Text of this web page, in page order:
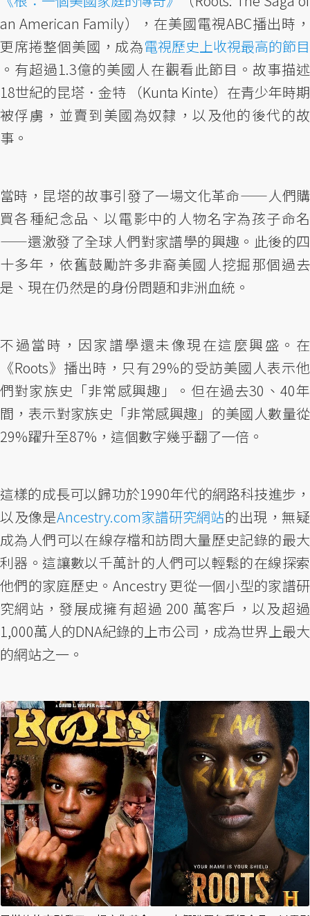
an American Family​​），在美國電視ABC播出時，
更席捲整個美國，成為電視歷史上收視最高的節目
。有超過1.3億的美國人在觀看此節目。故事描述
18世紀的昆塔．金特 （Kunta Kinte）在青少年時期
被俘虜，並賣到美國為奴隸，以及他的後代的故
事。
當時，昆塔的故事引發了一場文化革命——人們購
買各種紀念品、以電影中的人物名字為孩子命名
——還激發了全球人們對家譜學的興趣。此後的四
十多年，依舊鼓勵許多非裔美國人挖掘那個過去
是、現在仍然是的身份問題和非洲血統。
不過當時，因家譜學還未像現在這麼興盛。在
《Roots》播出時，只有29%的受訪美國人表示他
們對家族史「非常感興趣」。但在過去30、40年
間，表示對家族史「非常感興趣」的美國人數量從
29%躍升至87%，這個數字幾乎翻了一倍。
這樣的成長可以歸功於1990年代的網路科技進步，
以及像是Ancestry.com家譜研究網站的出現，無疑
成為人們可以在線存檔和訪問大量歷史記錄的最大
利器。這讓數以千萬計的人們可以輕鬆的在線探索
他們的家庭歷史。Ancestry 更從一個小型的家譜研
究網站，發展成擁有超過 200 萬客戶，以及超過
1,000萬人的DNA紀錄的上市公司，成為世界上最大
的網站之一。